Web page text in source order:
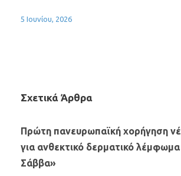
5 Ιουνίου, 2026
Σχετικά Άρθρα
Πρώτη πανευρωπαϊκή χορήγηση
για ανθεκτικό δερματικό
Σάββα»